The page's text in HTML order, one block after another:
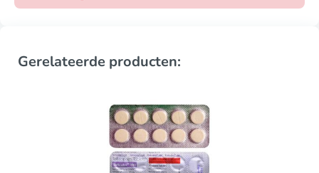
Gerelateerde producten: